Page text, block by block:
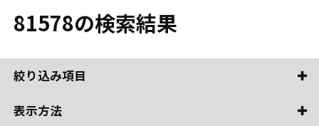
81578の検索結果
絞り込み項目
表示方法